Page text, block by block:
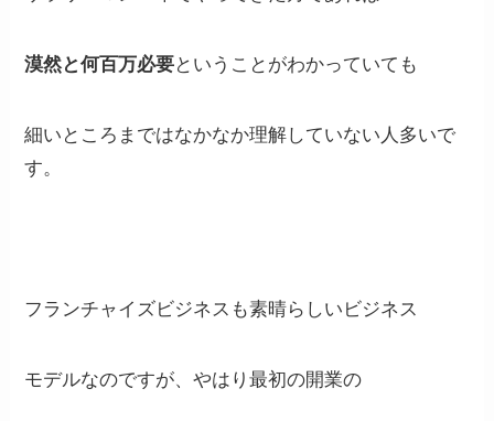
漠然と何百万必要ということがわかっていても
細いところまではなかなか理解していない人多いで
す。
フランチャイズビジネスも素晴らしいビジネス
モデルなのですが、やはり最初の開業の